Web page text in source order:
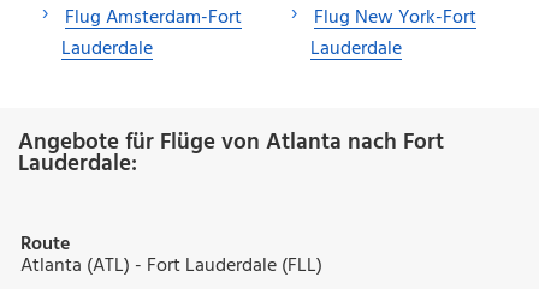
Flug Amsterdam-Fort
Lauderdale
Flug New York-Fort
Lauderdale
Angebote für Flüge von Atlanta nach Fort
Lauderdale:
Route
Atlanta (ATL) - Fort Lauderdale (FLL)